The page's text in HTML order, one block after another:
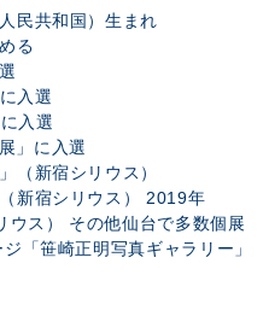
共和国）生まれ
る
入選
入選
に入選
新宿シリウス）
新宿シリウス） 2019年
ウス） その他仙台で多数個展
崎正明写真ギャラリー」